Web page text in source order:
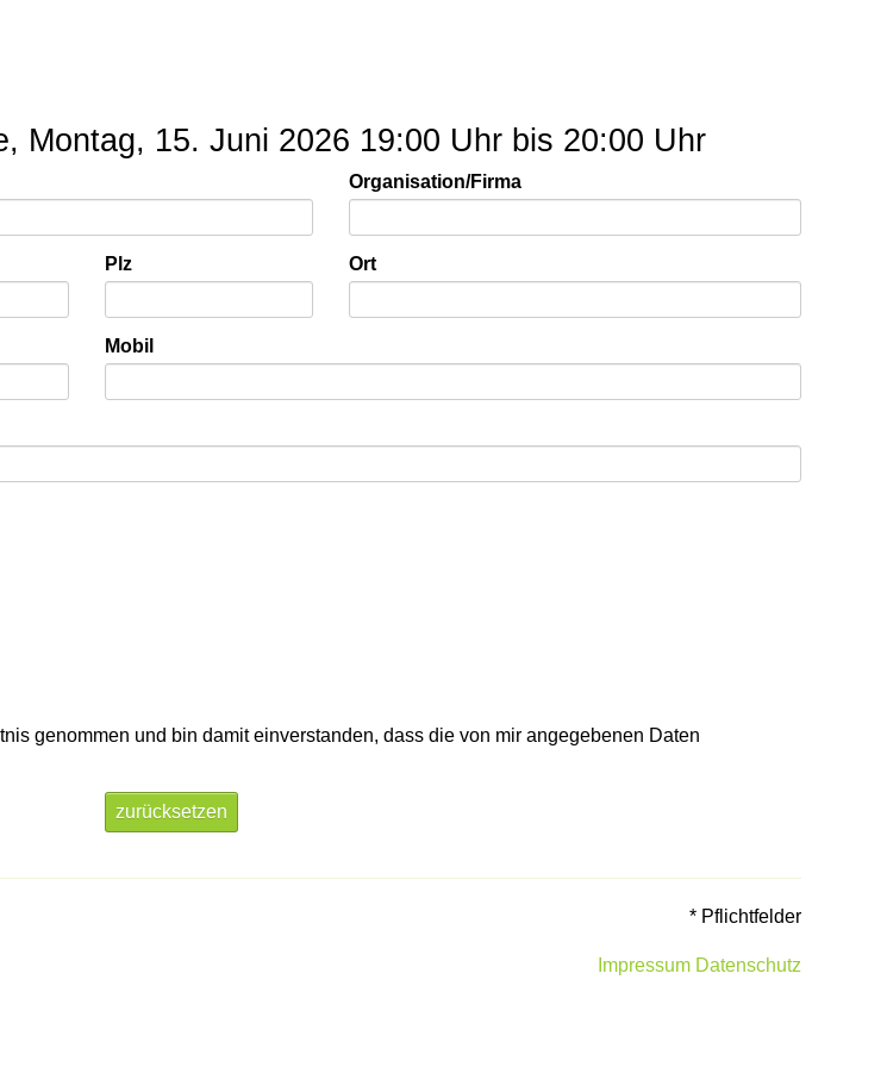
Montag, 15. Juni 2026 19:00 Uhr bis 20:00 Uhr
Organisation/Firma
Plz Ort
Mobil
genommen und bin damit einverstanden, dass die von mir angegebenen Daten
zurücksetzen
* Pflichtfelder
Impressum Datenschutz